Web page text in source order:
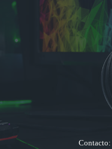
Contacto: